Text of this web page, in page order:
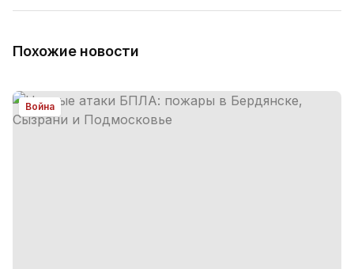
Похожие новости
Война